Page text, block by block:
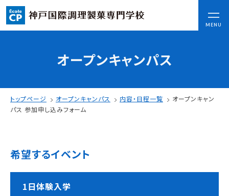
MENU
CLOSE
ここから始まる私の未来
日本全国から集まる学生たち
AO入試
指定校推薦入試
一般入試
オープンキャンパス
トップページ オープンキャンパス 内容・日程一覧
オープンキャン
パス 参加申し込みフォーム
希望するイベント
1日体験入学